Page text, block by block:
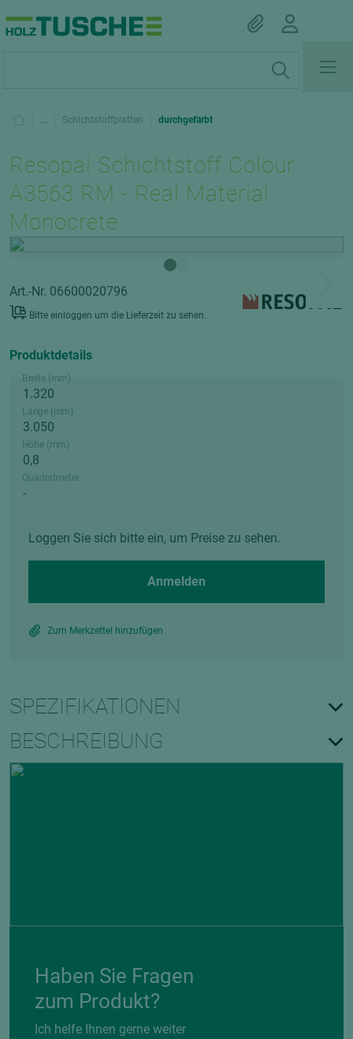
... Schichtstoffplatten durchgefärbt
Resopal Schichtstoff Colour
A3563 RM - Real Material
Monocrete
Art.-Nr. 06600020796
Bitte einloggen um die Lieferzeit zu sehen.
Produktdetails
Breite (mm)
Länge (mm)
Höhe (mm)
Quadratmeter
Loggen Sie sich bitte ein, um Preise zu sehen.
Anmelden
Zum Merkzettel hinzufügen
SPEZIFIKATIONEN
BESCHREIBUNG
Haben Sie Fragen
zum Produkt?
Ich helfe Ihnen gerne weiter